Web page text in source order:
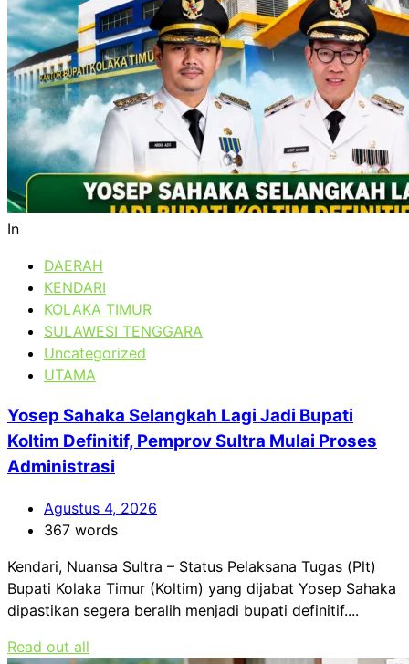
In
DAERAH
KENDARI
KOLAKA TIMUR
SULAWESI TENGGARA
Uncategorized
UTAMA
Yosep Sahaka Selangkah Lagi Jadi Bupati
Koltim Definitif, Pemprov Sultra Mulai Proses
Administrasi
Agustus 4, 2026
367 words
Kendari, Nuansa Sultra – Status Pelaksana Tugas (Plt)
Bupati Kolaka Timur (Koltim) yang dijabat Yosep Sahaka
dipastikan segera beralih menjadi bupati definitif....
Read out all